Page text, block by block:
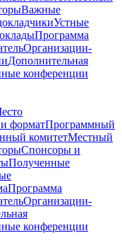
Важные
Устные
Программа
Организации-
Дополнительная
конференции
форматПрограммный
комитетМестный
Спонсоры и
Полученные
Программа
Организации-
конференции